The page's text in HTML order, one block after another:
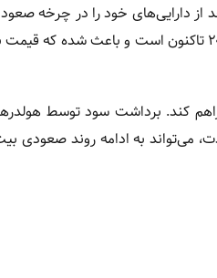
از دارایی‌های خود را در چرخه
کند. برداشت سود توسط
می‌تواند به ادامه روند